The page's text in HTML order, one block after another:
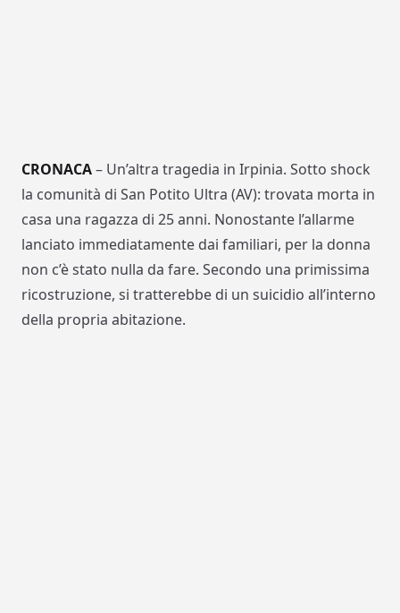
CRONACA– Un’altra tragedia in Irpinia. Sotto shock
la comunità di San Potito Ultra (AV): trovata morta in
casa una ragazza di 25 anni. Nonostante l’allarme
lanciato immediatamente dai familiari, per la donna
non c’è stato nulla da fare. Secondo una primissima
ricostruzione, si tratterebbe di un suicidio all’interno
della propria abitazione.